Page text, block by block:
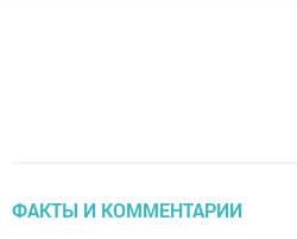
ФАКТЫ И КОММЕНТАРИИ